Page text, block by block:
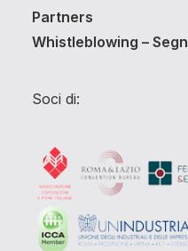
Partners
Whistleblowing –
Soci di: